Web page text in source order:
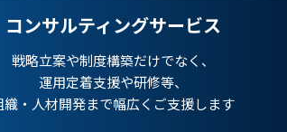
コンサルティングサービス
戦略立案や制度構築だけでなく、
運用定着支援や研修等、
織・人材開発まで幅広くご支援します